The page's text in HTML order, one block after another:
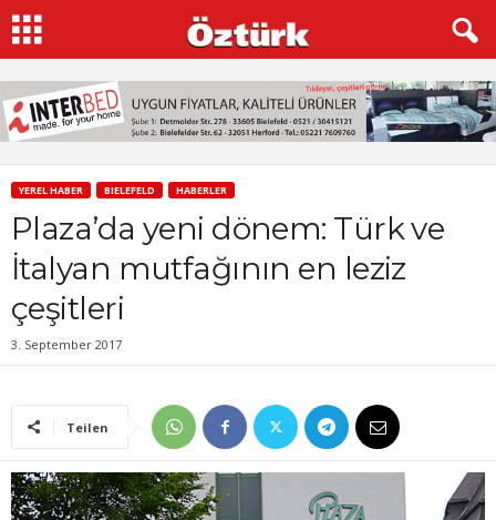
YEREL HABER BIELEFELD HABERLER
Plaza’da yeni dönem: Türk ve
İtalyan mutfağının en leziz
çeşitleri
3. September 2017
Teilen